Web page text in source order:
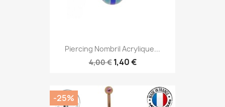
Piercing Nombril Acrylique...
4,00 € 1,40 €
-25%